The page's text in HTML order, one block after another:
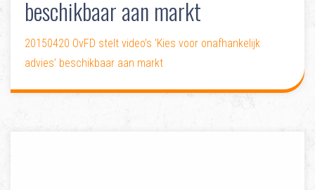
COMMUNICATIE
DOSSIERS
beschikbaar aan markt
20150420 OvFD stelt video’s ‘Kies voor onafhankelijk
advies’ beschikbaar aan markt